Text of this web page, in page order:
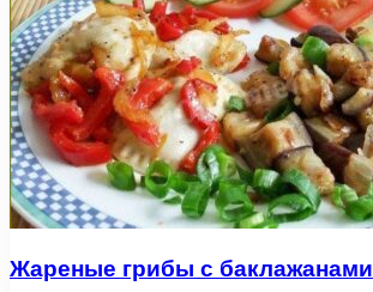
Жареные грибы с баклажанами